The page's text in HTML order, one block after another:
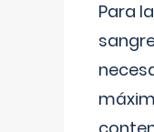
Para